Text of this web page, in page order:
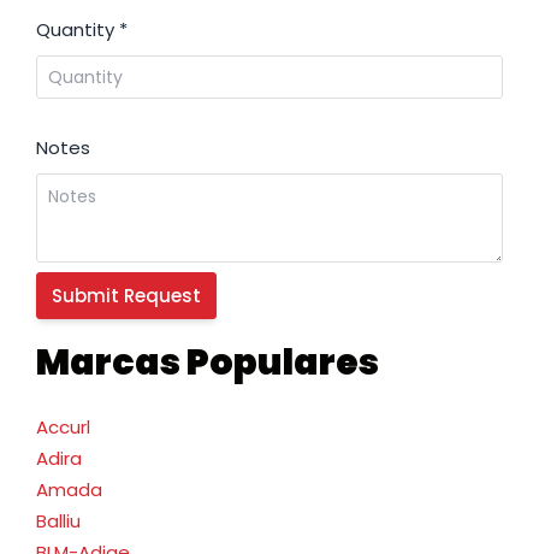
Marcas Populares
Accurl
Adira
Amada
Balliu
Quantity *
Notes